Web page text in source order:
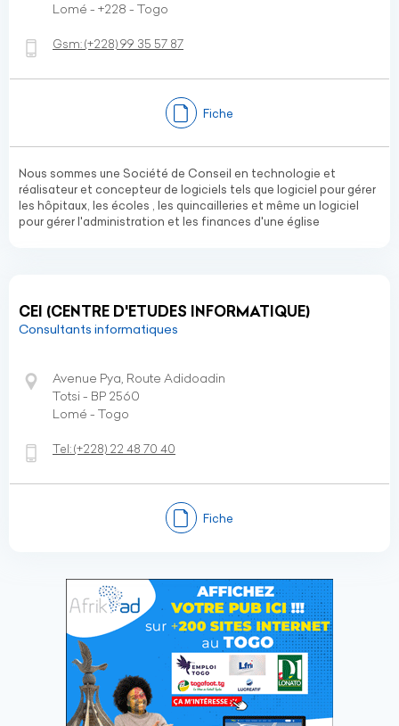
Lomé - +228 - Togo
Gsm:(+228)99 35 57 87
Fiche
Nous sommes une Société de Conseil en technologie et
réalisateur et concepteur de logiciels tels que logiciel pour gérer
les hôpitaux, les écoles , les quincailleries et même un logiciel
pour gérer l'administration et les finances d'une église
CEI (CENTRE D'ETUDES INFORMATIQUE)
Consultants informatiques
Avenue Pya, Route Adidoadin
Totsi - BP 2560
Lomé - Togo
Tel:(+228) 22 48 70 40
Fiche